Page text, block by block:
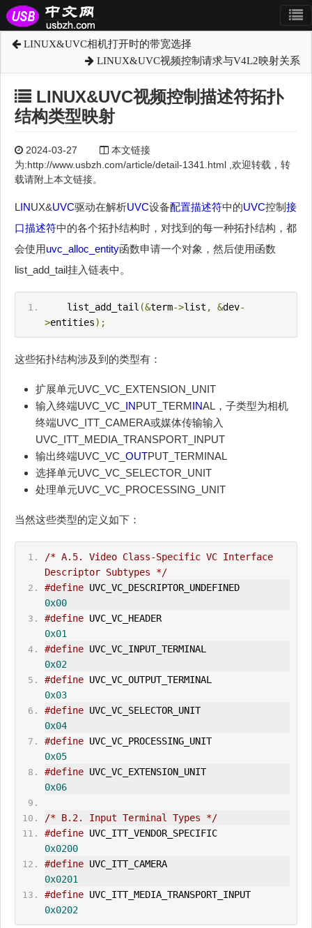
LINUX&UVC相机打开时的带宽选择
LINUX&UVC视频控制请求与V4L2映射关系
LINUX&UVC视频控制描述符拓扑
结构类型映射
2024-03-27
本文链接
为:http://www.usbzh.com/article/detail-1341.html ,欢迎转载，转
载请附上本文链接。
LINUX&UVC驱动在解析UVC设备配置描述符中的UVC控制 接
口描述符中的各个拓扑结构时，对找到的每一种拓扑结构，都
会使用uvc_alloc_entity函数申请一个对象，然后使用函数
list_add_tail挂入链表中。
    list_add_tail
(&term->list , &dev-
>entities);
这些拓扑结构涉及到的类型有：
扩展单元UVC_VC_EXTENSION_UNIT
输入终端UVC_VC_ INPUT_TERMINAL，子类型为相机
终端UVC_ITT_CAMERA或媒体传输输入
UVC_ITT_MEDIA_TRANSPORT_INPUT
输出终端UVC_VC_ OUTPUT_TERMINAL
选择单元UVC_VC_SELECTOR_UNIT
处理单元UVC_VC_PROCESSING_UNIT
当然这些类型的定义如下：
/* A.5. Video Class-Specific VC Interface
Descriptor Subtypes */
#define
UVC_VC_DESCRIPTOR_UNDEFINED
0x00
#define
UVC_VC_HEADER
0x01
#define
0x02
#define UVC_VC_ OUT
0x03
#define
UVC_VC_SELECTOR_UNIT
0x04
#define
UVC_VC_PROCESSING_UNIT
0x05
#define
UVC_VC_EXTENSION_UNIT
0x06
/* B.2. Input Terminal Types */
#define
UVC_ITT_VENDOR_SPECIFIC
0x0200
#define
UVC_ITT_CAMERA
0x0201
#define
0x0202